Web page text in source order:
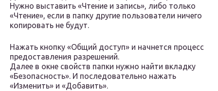
Нужно выставить «Чтение и запись», либо только
«Чтение», если в папку другие пользователи ничего
копировать не будут.
Нажать кнопку «Общий доступ» и начнется процесс
предоставления разрешений.
Далее в окне свойств папки нужно найти вкладку
«Безопасность». И последовательно нажать
«Изменить» и «Добавить».